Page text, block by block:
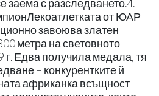
заема с разследването.4.
от ЮАР
завоюва златен
метра на световното
г. Едва получила медала, тя
– конкурентките й
африканка всъщност